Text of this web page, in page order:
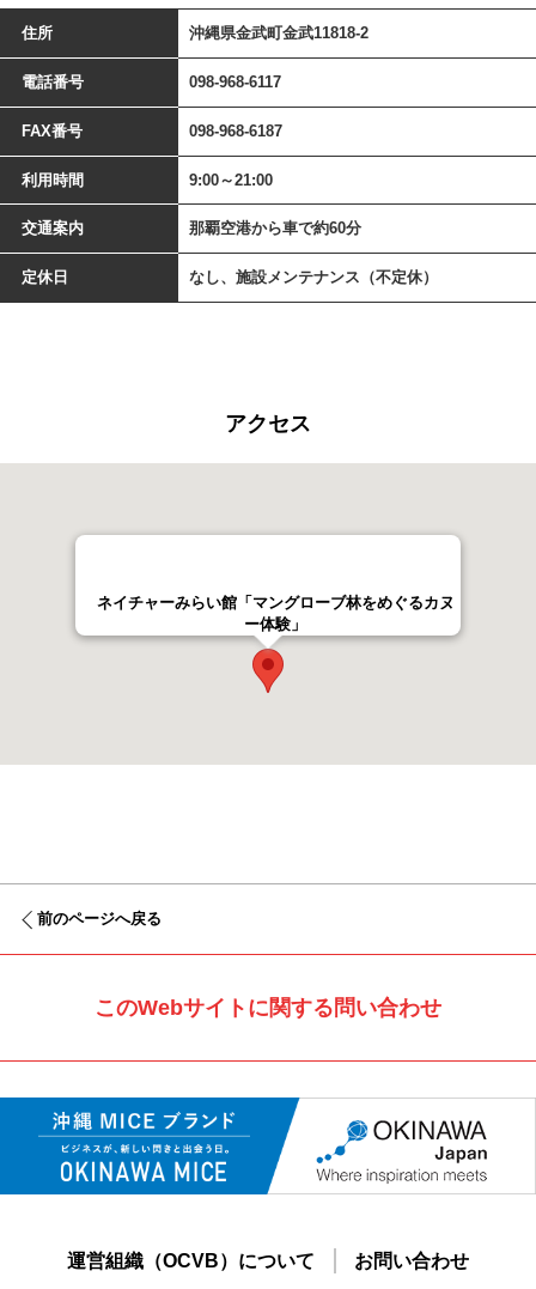
住所 沖縄県金武町金武11818-2
電話番号 098-968-6117
FAX番号 098-968-6187
利用時間 9:00～21:00
交通案内 那覇空港から車で約60分
定休日 なし、施設メンテナンス（不定休）
アクセス
ネイチャーみらい館「マングローブ林をめぐるカヌ
ー体験」
前のページへ戻る
このWebサイトに関する問い合わせ
運営組織（OCVB）について お問い合わせ